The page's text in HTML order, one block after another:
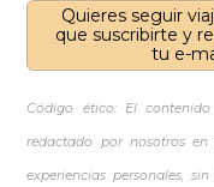
Quieres seguir
que suscribirte y
tu e-
Código ético: El
redactado por nosotros en
experiencias personales,